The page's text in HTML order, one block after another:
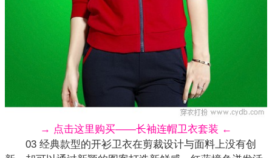
→ 点击这里购买——长袖连帽卫衣套装 ←
03 经典款型的开衫卫衣在剪裁设计与面料上没有创